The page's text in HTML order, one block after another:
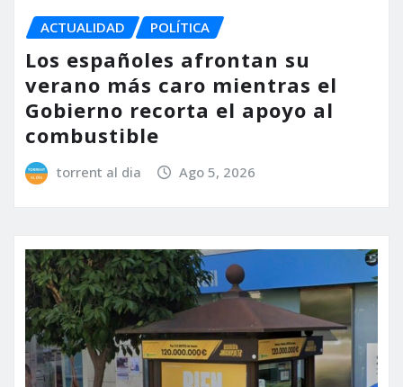
ACTUALIDAD POLÍTICA
Los españoles afrontan su
verano más caro mientras el
Gobierno recorta el apoyo al
combustible
torrent al dia Ago 5, 2026